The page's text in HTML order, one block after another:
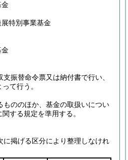
特別事業基金
振替命令票又は納付書で行い、
て行う。
もののほか、基金の取扱いについ
する規定を準用する。
に掲げる区分により整理しなけれ